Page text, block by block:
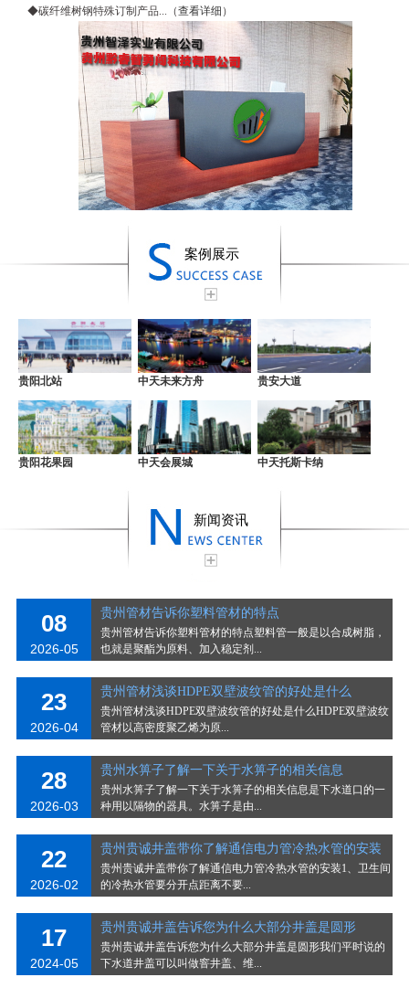
◆碳纤维树钢特殊订制产品... （查看详细 ）
案例展示
贵阳北站 中天未来方舟 贵安大道
贵阳花果园 中天会展城 中天托斯卡纳
新闻资讯
08
2026-05
贵州管材告诉你塑料管材的特点
贵州管材告诉你塑料管材的特点塑料管一般是以合成树脂，
也就是聚酯为原料、加入稳定剂...
23
2026-04
贵州管材浅谈HDPE双壁波纹管的好处是什么
贵州管材浅谈HDPE双壁波纹管的好处是什么HDPE双壁波纹
管材以高密度聚乙烯为原...
28
2026-03
贵州水箅子了解一下关于水箅子的相关信息
贵州水箅子了解一下关于水箅子的相关信息是下水道口的一
种用以隔物的器具。水箅子是由...
22
2026-02
贵州贵诚井盖带你了解通信电力管冷热水管的安装
贵州贵诚井盖带你了解通信电力管冷热水管的安装1、卫生间
的冷热水管要分开点距离不要...
17
2024-05
贵州贵诚井盖告诉您为什么大部分井盖是圆形
贵州贵诚井盖告诉您为什么大部分井盖是圆形我们平时说的
下水道井盖可以叫做窨井盖、维...